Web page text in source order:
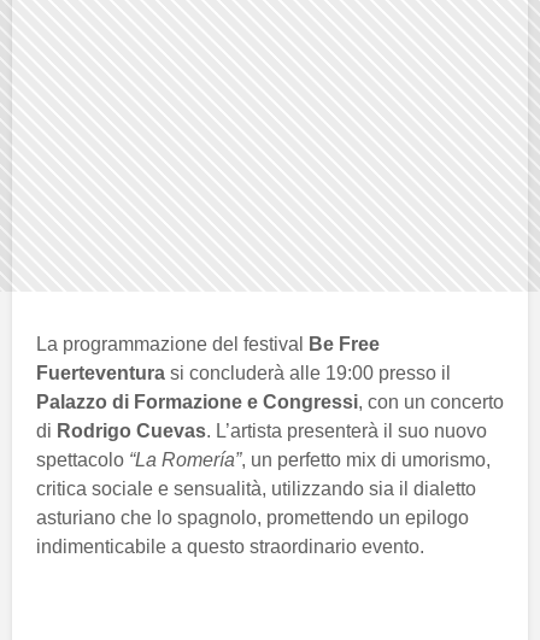
La programmazione del festival
Be Free
Fuerteventura si concluderà alle 19:00 presso il
Palazzo di Formazione e Congressi, con un concerto
di Rodrigo Cuevas. L’artista presenterà il suo nuovo
spettacolo “La Romería”, un perfetto mix di umorismo,
critica sociale e sensualità, utilizzando sia il dialetto
asturiano che lo spagnolo, promettendo un epilogo
indimenticabile a questo straordinario evento.